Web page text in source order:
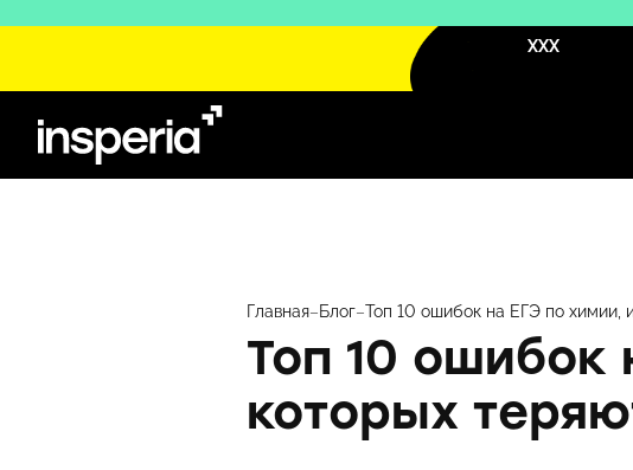
XXX
Главная–Блог–Топ 10 ошибок на ЕГЭ по химии,
Топ 10 ошибок
которых